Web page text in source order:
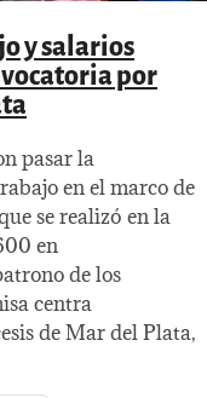
y salarios
por
pasar la
en el marco de
se realizó en la
en
de los
centra
de Mar del Plata,